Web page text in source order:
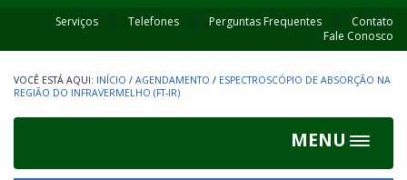
Serviços Telefones Perguntas Frequentes
Contato
Fale Conosco
INÍCIO / AGENDAMENTO / ESPECTROSCÓPIO DE ABSORÇÃO NA
REGIÃO DO INFRAVERMELHO (FT-IR)
MENU
Toggle